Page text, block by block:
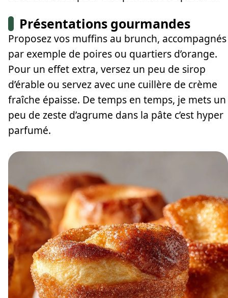
Présentations gourmandes
Proposez vos muffins au brunch, accompagnés
par exemple de poires ou quartiers d’orange.
Pour un effet extra, versez un peu de sirop
d’érable ou servez avec une cuillère de crème
fraîche épaisse. De temps en temps, je mets un
peu de zeste d’agrume dans la pâte c’est hyper
parfumé.